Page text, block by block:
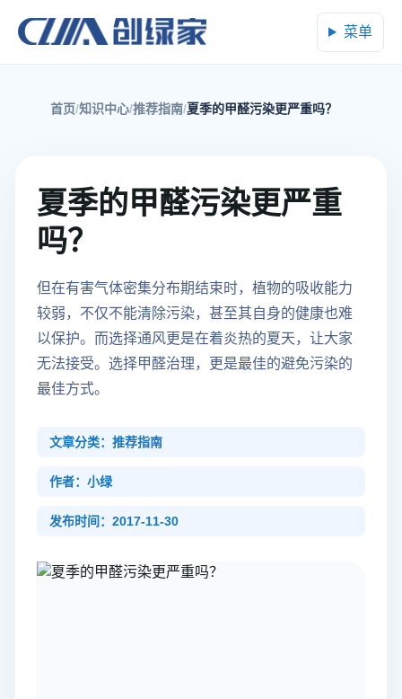
菜单
首页 知识中心 推荐指南 夏季的甲醛污染更严重吗？
夏季的甲醛污染更严重
吗？
但在有害气体密集分布期结束时，植物的吸收能力
较弱，不仅不能清除污染，甚至其自身的健康也难
以保护。而选择通风更是在着炎热的夏天，让大家
无法接受。选择甲醛治理，更是最佳的避免污染的
最佳方式。
文章分类：推荐指南
作者：小绿
发布时间：2017-11-30